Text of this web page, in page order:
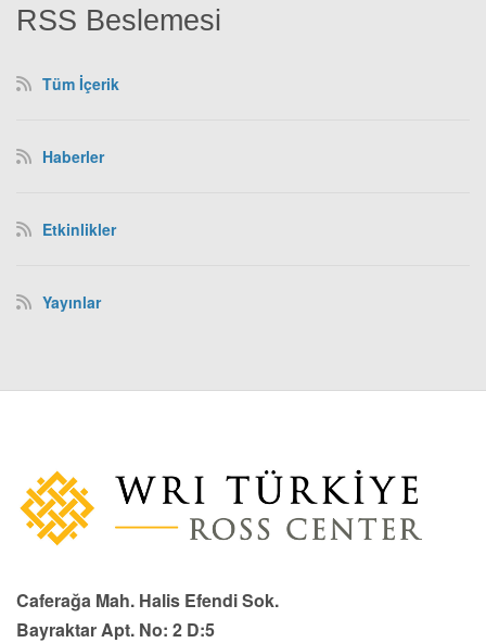
RSS Beslemesi
Tüm İçerik
Haberler
Etkinlikler
Yayınlar
Caferağa Mah. Halis Efendi Sok.
Bayraktar Apt. No: 2 D:5